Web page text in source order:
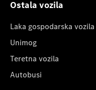
Ostala vozila
Laka gospodarska vozila
Unimog
Teretna vozila
Autobusi